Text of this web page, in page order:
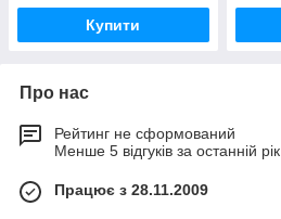
Купити
Про нас
Рейтинг не сформований
Менше 5 відгуків за останній рік
Працює з 28.11.2009